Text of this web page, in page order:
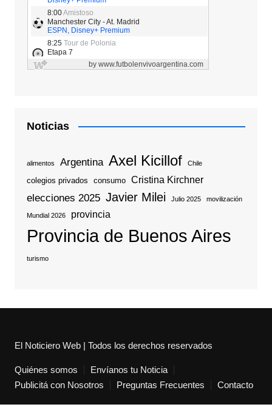
Noticias
alimentos Argentina Axel Kicillof Chile
colegios privados consumo Cristina Kirchner
elecciones 2025 Javier Milei Julio 2025 movilización
Mundial 2026 provincia
Provincia de Buenos Aires
turismo
El Noticiero Web | Todos los derechos reservados
Quiénes somos
Envíanos tu Noticia
Publicitá con Nosotros
Preguntas Frecuentes Contacto